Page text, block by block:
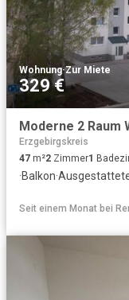
Wohnung·Zur Miete
329 €
Erzgebirgskreis
47 m²2 Zimmer1
·Balkon·
Seit einem Monat bei